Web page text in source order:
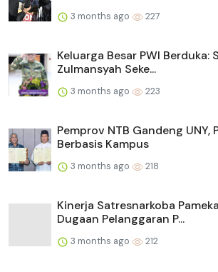
3 months ago 227
Keluarga Besar PWI Berduka:
Zulmansyah Seke...
3 months ago 223
Pemprov NTB Gandeng UNY,
Berbasis Kampus
3 months ago 218
Kinerja Satresnarkoba
Dugaan Pelanggaran P...
3 months ago 212